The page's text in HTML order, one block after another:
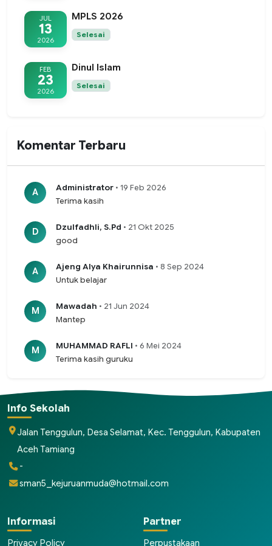
JUL
13
2026
MPLS 2026
Selesai
FEB
23
2026
Dinul Islam
Selesai
Komentar Terbaru
A Administrator • 19 Feb 2026
Terima kasih
D Dzulfadhli, S.Pd • 21 Okt 2025
good
A Ajeng Alya Khairunnisa • 8 Sep 2024
Untuk belajar
M Mawadah • 21 Jun 2024
Mantep
M MUHAMMAD RAFLI • 6 Mei 2024
Terima kasih guruku
Info Sekolah
Jalan Tenggulun, Desa Selamat, Kec. Tenggulun, Kabupaten
Aceh Tamiang
-
sman5_kejuruanmuda@hotmail.com
Informasi
Privacy Policy
Partner
Perpustakaan